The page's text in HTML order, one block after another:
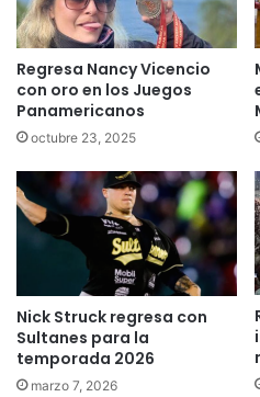
Regresa Nancy Vicencio
con oro en los Juegos
Panamericanos
octubre 23, 2025
Nick Struck regresa con
Sultanes para la
temporada 2026
marzo 7, 2026